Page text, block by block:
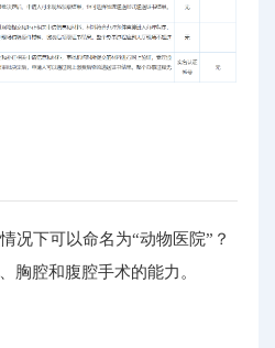
况下可以命名为“动物医院”？
腔和腹腔手术的能力。